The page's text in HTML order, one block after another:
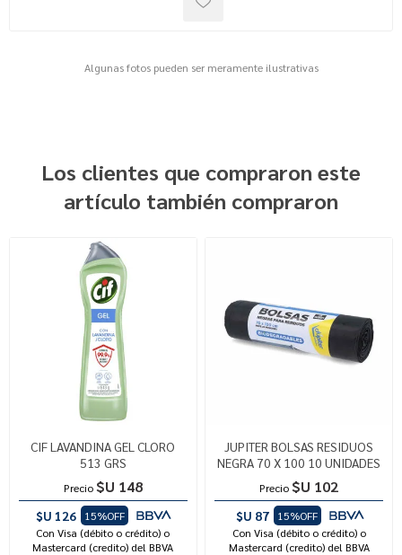
Algunas fotos pueden ser meramente ilustrativas
Los clientes que compraron este
artículo también compraron
CIF LAVANDINA GEL CLORO
513 GRS
Precio $U 148
$U 126
15%OFF
Con Visa (débito o crédito) o
Mastercard (credito) del BBVA
JUPITER BOLSAS RESIDUOS
NEGRA 70 X 100 10 UNIDADES
Precio $U 102
$U 87
15%OFF
Con Visa (débito o crédito) o
Mastercard (credito) del BBVA